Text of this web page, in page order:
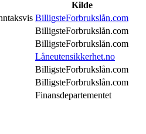
Kilde
BilligsteForbrukslån.com
BilligsteForbrukslån.com
BilligsteForbrukslån.com
Låneutensikkerhet.no
BilligsteForbrukslån.com
BilligsteForbrukslån.com
Finansdepartementet